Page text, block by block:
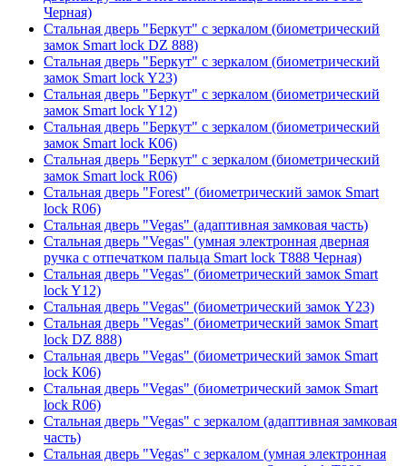
Черная)
Стальная дверь "Беркут" с зеркалом (биометрический
замок Smart lock DZ 888)
Стальная дверь "Беркут" с зеркалом (биометрический
замок Smart lock Y23)
Стальная дверь "Беркут" с зеркалом (биометрический
замок Smart lock Y12)
Стальная дверь "Беркут" с зеркалом (биометрический
замок Smart lock К06)
Стальная дверь "Беркут" с зеркалом (биометрический
замок Smart lock R06)
Стальная дверь "Forest" (биометрический замок Smart
lock R06)
Стальная дверь "Vegas" (адаптивная замковая часть)
Стальная дверь "Vegas" (умная электронная дверная
ручка с отпечатком пальца Smart lock T888 Черная)
Стальная дверь "Vegas" (биометрический замок Smart
lock Y12)
Стальная дверь "Vegas" (биометрический замок Y23)
Стальная дверь "Vegas" (биометрический замок Smart
lock DZ 888)
Стальная дверь "Vegas" (биометрический замок Smart
lock К06)
Стальная дверь "Vegas" (биометрический замок Smart
lock R06)
Стальная дверь "Vegas" с зеркалом (адаптивная замковая
часть)
Стальная дверь "Vegas" с зеркалом (умная электронная